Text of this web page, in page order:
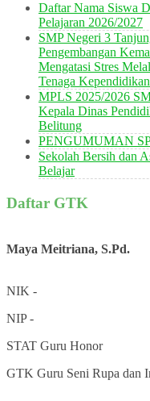
Daftar Nama Siswa
Pelajaran 2026/2027
SMP Negeri 3
Pengembangan
Mengatasi Stres
Tenaga Kependidikan
MPLS 2025/2026
Kepala Dinas
Belitung
PENGUMUMAN
Sekolah Bersih dan
Belajar
Daftar GTK
Maya Meitriana, S.Pd.
NIK -
NIP-
STAT Guru Honor
GTK Guru Seni Rupa dan